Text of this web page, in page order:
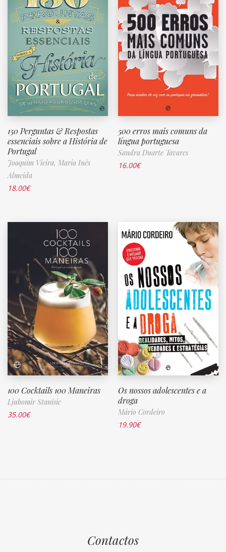
150 Perguntas & Respostas
essenciais sobre a História de
Portugal
Joaquim Vieira, Maria Inês
Almeida
18.00€
500 erros mais comuns da
língua portuguesa
Sandra Duarte Tavares
16.00€
100 Cocktails 100 Maneiras
Ljubomir Stanisic
35.00€
Os nossos adolescentes e a
droga
Mário Cordeiro
19.90€
Contactos